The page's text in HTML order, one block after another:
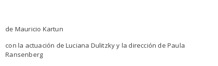
de Mauricio Kartun
con la actuación de Luciana Dulitzky y la dirección de Paula
Ransenberg